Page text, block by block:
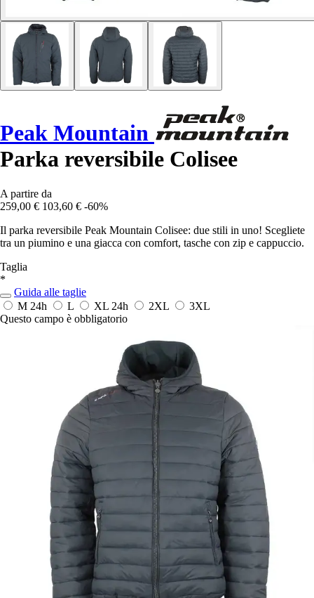
Peak Mountain
Parka reversibile Colisee
A partire da
259,00 € 103,60 € -60%
Il parka reversibile Peak Mountain Colisee: due stili in uno! Scegliete
tra un piumino e una giacca con comfort, tasche con zip e cappuccio.
Taglia
*
Guida alle taglie
M 24h L XL 24h 2XL
3XL
Questo campo è obbligatorio